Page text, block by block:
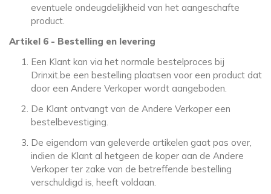
eventuele ondeugdelijkheid van het aangeschafte
product.
Artikel 6 - Bestelling en levering
Een Klant kan via het normale bestelproces bij
Drinxit.be een bestelling plaatsen voor een product dat
door een Andere Verkoper wordt aangeboden.
De Klant ontvangt van de Andere Verkoper een
bestelbevestiging.
De eigendom van geleverde artikelen gaat pas over,
indien de Klant al hetgeen de koper aan de Andere
Verkoper ter zake van de betreffende bestelling
verschuldigd is, heeft voldaan.